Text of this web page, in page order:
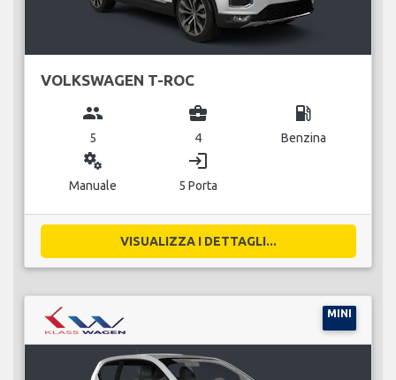
VOLKSWAGEN T-ROC
group
5
business_center
4
local_gas_station
Benzina
miscellaneous_services
Manuale
login
5 Porta
VISUALIZZA I DETTAGLI...
MINI